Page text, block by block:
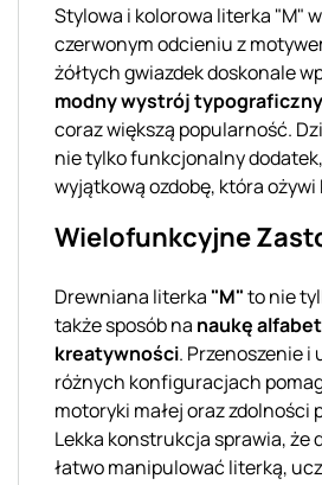
Stylowa i kolorowa literka "M"
czerwonym odcieniu z
żółtych gwiazdek doskonale
modny wystrój typograficzny
coraz większą popularność.
nie tylko funkcjonalny
wyjątkową ozdobę, która
Wielofunkcyjne
Drewniana literka "M"to nie
także sposób na naukę
kreatywności. Przenoszenie
różnych konfiguracjach
motoryki małej oraz zdolności
Lekka konstrukcja sprawia, że
łatwo manipulować literką,